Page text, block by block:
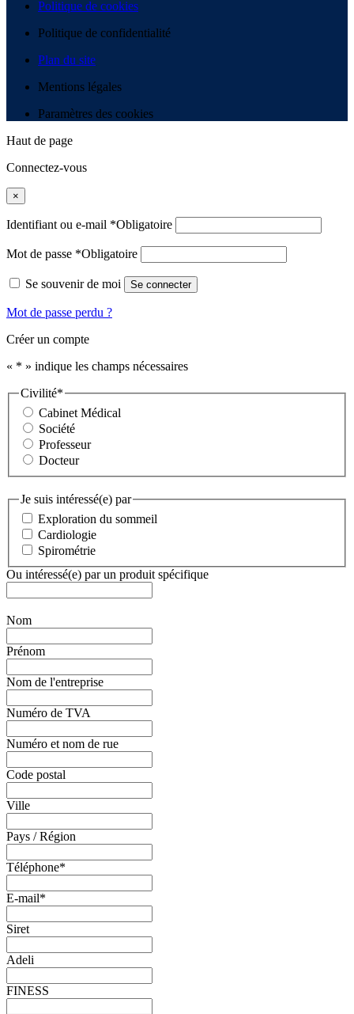
Politique de cookies
Politique de confidentialité
Plan du site
Mentions légales
Paramètres des cookies
Haut de page
Connectez-vous
×
Identifiant ou e-mail *Obligatoire
Mot de passe *Obligatoire
Se souvenir de moi Se connecter
Mot de passe perdu ?
Créer un compte
« * » indique les champs nécessaires
Civilité*
Cabinet Médical
Société
Professeur
Docteur
Je suis intéressé(e) par
Exploration du sommeil
Cardiologie
Spirométrie
Ou intéressé(e) par un produit spécifique
Nom
Prénom
Nom de l'entreprise
Numéro de TVA
Numéro et nom de rue
Code postal
Ville
Pays / Région
Téléphone*
E-mail*
Siret
Adeli
FINESS